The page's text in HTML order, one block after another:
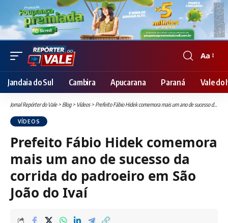
Font
Resizer
Aa
Jandaia do Sul Cambira Apucarana Paraná Vale do
Jornal Repórter do Vale> Blog> Vídeos> Prefeito Fábio Hidek comemora mais um ano de sucesso da corrida do padroeiro em São João do Ivaí
VÍDEOS
Prefeito Fábio Hidek comemora
mais um ano de sucesso da
corrida do padroeiro em São
João do Ivaí